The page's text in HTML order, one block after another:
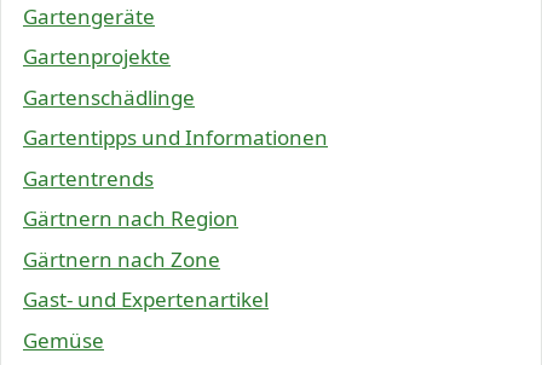
Gartengeräte
Gartenprojekte
Gartenschädlinge
Gartentipps und Informationen
Gartentrends
Gärtnern nach Region
Gärtnern nach Zone
Gast- und Expertenartikel
Gemüse